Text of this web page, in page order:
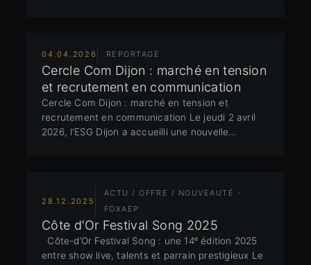
04.04.2026 REPORTAGE
Cercle Com Dijon : marché en tension
et recrutement en communication
Cercle Com Dijon : marché en tension et
recrutement en communication Le jeudi 2 avril
2026, l’ESG Dijon a accueilli une nouvelle…
28.12.2025
ACTU / OFFRE / NOUVEAUTÉ -
FOXAEP
Côte d’Or Festival Song 2025
Côte-d’Or Festival Song : une 14ᵉ édition 2025
entre show live, talents et parrain prestigieux Le